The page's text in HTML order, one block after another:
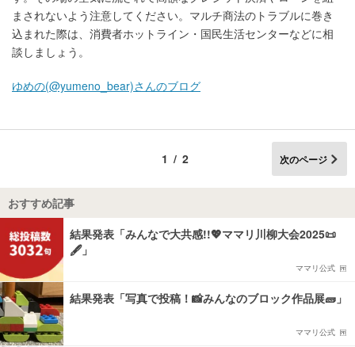
まされないよう注意してください。マルチ商法のトラブルに巻き
込まれた際は、消費者ホットライン・国民生活センターなどに相
談しましょう。
ゆめの(@yumeno_bear)さんのブログ
1/2 次のページ
おすすめ記事
結果発表「みんなで大共感!!💖ママリ川柳大会2025📜
🖋️」
ママリ公式
結果発表「写真で投稿！📸みんなのブロック作品展🧱」
ママリ公式